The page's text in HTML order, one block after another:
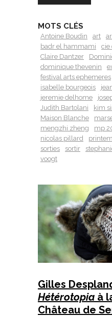
MOTS CLÉS
Antoine Boudin art
badr el hammami
cie
Claire Dantzer
dominique thevenin
festival arts ephemeres
isabelle bourgeois
jeremie delhome
Judith Bartolani
kim
Maison Blanche
mengzhi zheng
mp
nicolas pillard
sorties
sortir
voogt
Gilles
Hétérotopia à
Château de